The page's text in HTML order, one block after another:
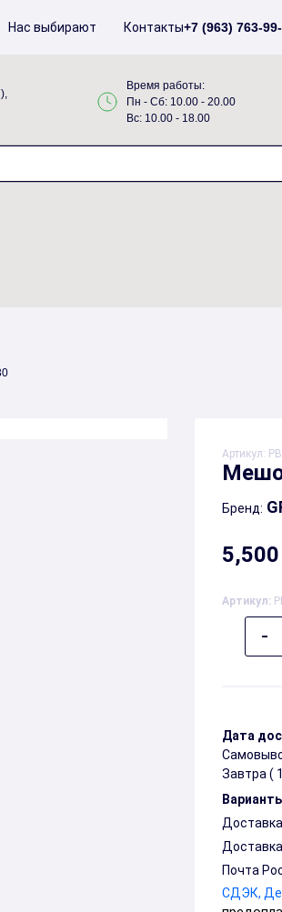
Нас выбирают Контакты+7 (963) 763-
Время работы:
Пн - Сб: 10.00 - 20.00
Вс: 10.00 - 18.00
Артикул:
Бренд:
Артикул:
-
Дата
Завтра (
Почта
СДЭК,